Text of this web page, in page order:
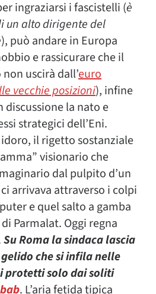
ingraziarsi i fascistelli (è
un alto dirigente del
), può andare in Europa
e rassicurare che il
uscirà dall’euro
vecchie posizioni), infine
la nato e
strategici dell’Eni.
il rigetto sostanziale
visionario che
dal pulpito d’un
arrivava attraverso i colpi
e quel salto a gamba
Parmalat. Oggi regna
Su Roma la sindaca lascia
che si infila nelle
protetti solo dai soliti
. L’aria fetida tipica